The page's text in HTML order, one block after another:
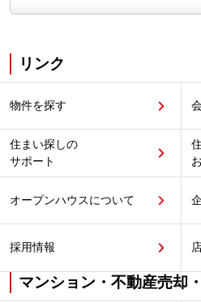
リンク
物件を探す
住まい探しの
サポート
オープンハウスについて
採用情報
マンション・不動産売却